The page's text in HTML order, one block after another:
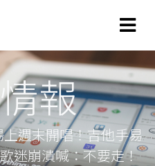
報
週末開唱！吉他手易
迷崩潰喊：不要走！